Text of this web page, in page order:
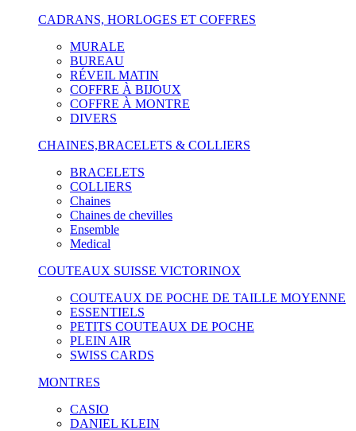
CADRANS, HORLOGES ET COFFRES
MURALE
BUREAU
RÉVEIL MATIN
COFFRE À BIJOUX
COFFRE À MONTRE
DIVERS
CHAINES,BRACELETS & COLLIERS
BRACELETS
COLLIERS
Chaines
Chaines de chevilles
Ensemble
Medical
COUTEAUX SUISSE VICTORINOX
COUTEAUX DE POCHE DE TAILLE MOYENNE
ESSENTIELS
PETITS COUTEAUX DE POCHE
PLEIN AIR
SWISS CARDS
MONTRES
CASIO
DANIEL KLEIN